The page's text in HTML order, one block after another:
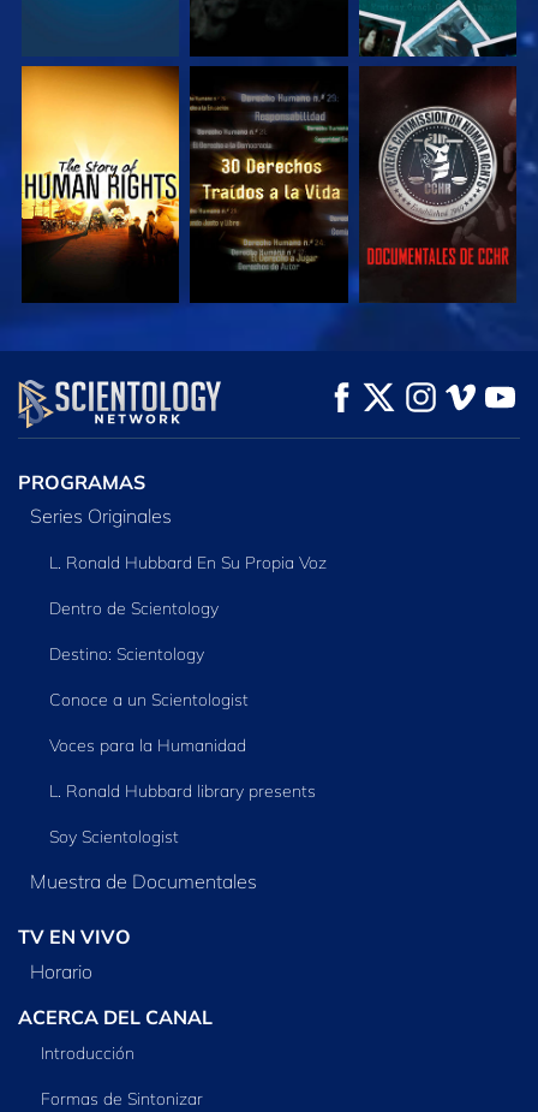
VE VE VE
VE
EXPLORA LAS
SERIES
PROGRAMAS
Series Originales
L. Ronald Hubbard En Su Propia Voz
Dentro de Scientology
Destino: Scientology
Conoce a un Scientologist
Voces para la Humanidad
L. Ronald Hubbard library presents
Soy Scientologist
Muestra de Documentales
TV EN VIVO
Horario
ACERCA DEL CANAL
Introducción
Formas de Sintonizar